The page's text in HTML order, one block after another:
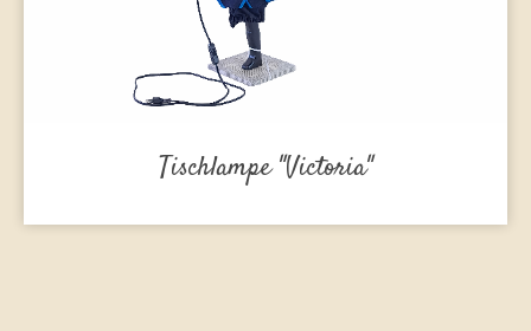
Tischlampe "Victoria"